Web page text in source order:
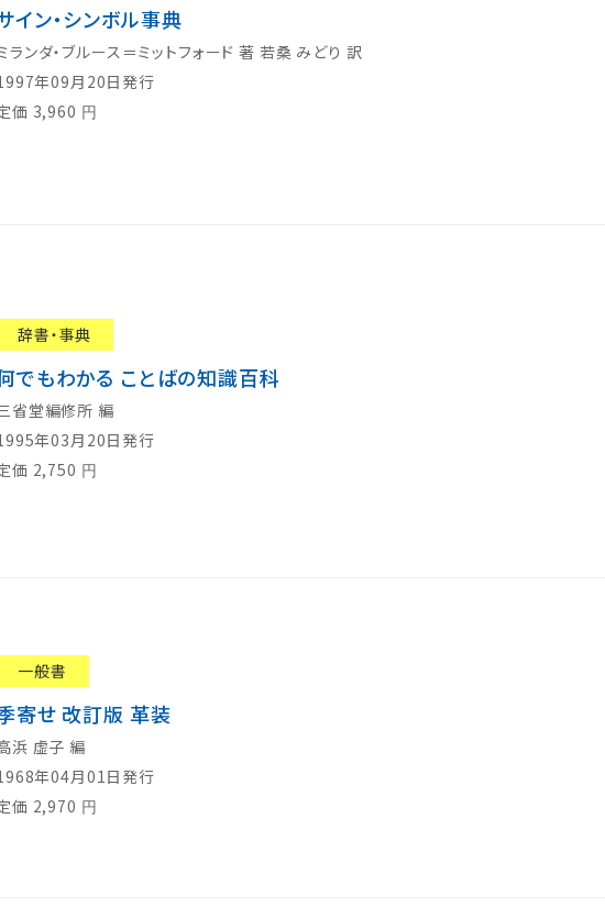
イン・シンボル事典
ランダ・ブルース＝ミットフォード 著 若桑 みどり 訳
年09月20日発行
価 3,960 円
辞書・事典
でもわかる ことばの知識百科
省堂編修所 編
年03月20日発行
価 2,750 円
一般書
寄せ 改訂版 革装
浜 虚子 編
年04月01日発行
価 2,970 円